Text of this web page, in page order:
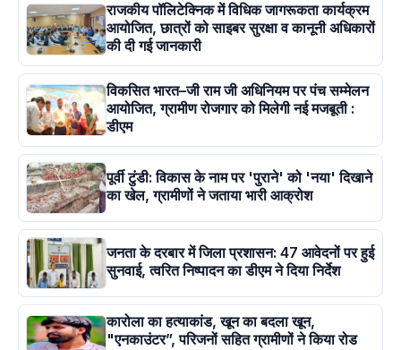
राजकीय पॉलिटेक्निक में विधिक जागरूकता कार्यक्रम
आयोजित, छात्रों को साइबर सुरक्षा व कानूनी अधिकारों
की दी गई जानकारी
विकसित भारत–जी राम जी अधिनियम पर पंच सम्मेलन
आयोजित, ग्रामीण रोजगार को मिलेगी नई मजबूती :
डीएम
पूर्वी टुंडी: विकास के नाम पर 'पुराने' को 'नया' दिखाने
का खेल, ग्रामीणों ने जताया भारी आक्रोश
जनता के दरबार में जिला प्रशासन: 47 आवेदनों पर हुई
सुनवाई, त्वरित निष्पादन का डीएम ने दिया निर्देश
कारोला का हत्याकांड, खून का बदला खून,
"एनकाउंटर”, परिजनों सहित ग्रामीणों ने किया रोड